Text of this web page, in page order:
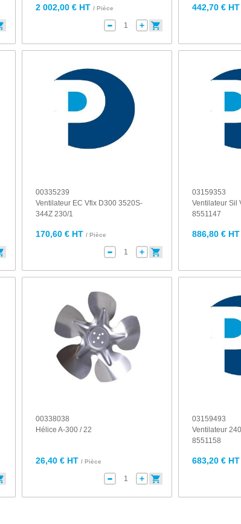
2 002,00 € HT / Pièce 442,70 € HT
00335239
Ventilateur EC Vfix D300 3520S-
344Z 230/1
170,60 € HT / Pièce
03159353
Ventilateur Sil
8551147
886,80 € HT
00338038
Hélice A-300 / 22
26,40 € HT / Pièce
03159493
Ventilateur
8551158
683,20 € HT